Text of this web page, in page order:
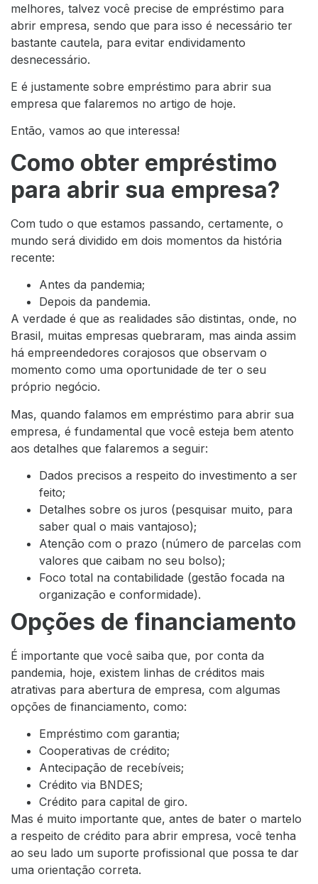
melhores, talvez você precise de empréstimo para
abrir empresa, sendo que para isso é necessário ter
bastante cautela, para evitar endividamento
desnecessário.
E é justamente sobre empréstimo para abrir sua
empresa que falaremos no artigo de hoje.
Então, vamos ao que interessa!
Como obter empréstimo
para abrir sua empresa?
Com tudo o que estamos passando, certamente, o
mundo será dividido em dois momentos da história
recente:
Antes da pandemia;
Depois da pandemia.
A verdade é que as realidades são distintas, onde, no
Brasil, muitas empresas quebraram, mas ainda assim
há empreendedores corajosos que observam o
momento como uma oportunidade de ter o seu
próprio negócio.
Mas, quando falamos em empréstimo para abrir sua
empresa, é fundamental que você esteja bem atento
aos detalhes que falaremos a seguir:
Dados precisos a respeito do investimento a ser
feito;
Detalhes sobre os juros (pesquisar muito, para
saber qual o mais vantajoso);
Atenção com o prazo (número de parcelas com
valores que caibam no seu bolso);
Foco total na contabilidade (gestão focada na
organização e conformidade).
Opções de financiamento
É importante que você saiba que, por conta da
pandemia, hoje, existem linhas de créditos mais
atrativas para abertura de empresa, com algumas
opções de financiamento, como:
Empréstimo com garantia;
Cooperativas de crédito;
Antecipação de recebíveis;
Crédito via BNDES;
Crédito para capital de giro.
Mas é muito importante que, antes de bater o martelo
a respeito de crédito para abrir empresa, você tenha
ao seu lado um suporte profissional que possa te dar
uma orientação correta.